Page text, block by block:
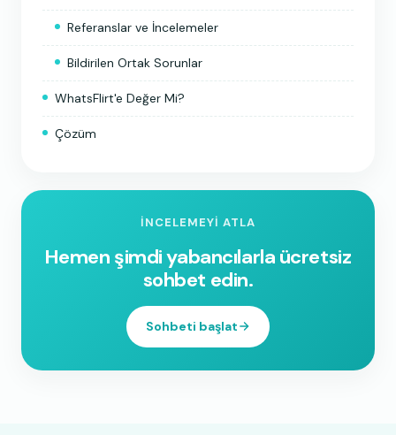
Referanslar ve İncelemeler
Bildirilen Ortak Sorunlar
WhatsFlirt'e Değer Mi?
Çözüm
İNCELEMEYI ATLA
Hemen şimdi yabancılarla ücretsiz
sohbet edin.
Sohbeti başlat